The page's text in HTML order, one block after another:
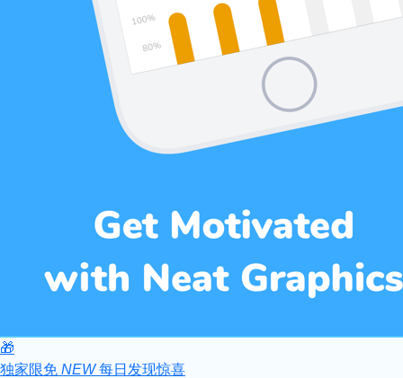
🎁
独家限免 NEW 每日发现惊喜